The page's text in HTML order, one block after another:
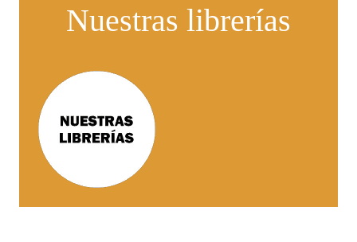
Nuestras librerías